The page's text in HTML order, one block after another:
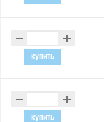
– +
купить
– +
купить